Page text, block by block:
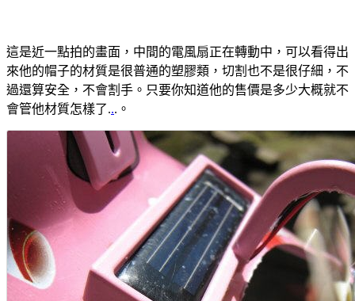
這是近一點拍的畫面，中間的電風扇正在轉動中，可以看得出
來他的帽子的材質是很普通的塑膠類，切割也不是很仔細，不
過還算安全，不會割手。只要你知道他的售價是多少大概就不
會管他材質怎樣了...。